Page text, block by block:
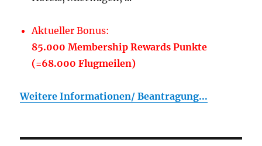
Aktueller Bonus:
85.000 Membership Rewards Punkte
(=68.000 Flugmeilen)
Weitere Informationen/ Beantragung...